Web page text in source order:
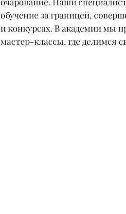
обучение за границей,
и конкурсах. В академии мы
мастер-классы, где делимся